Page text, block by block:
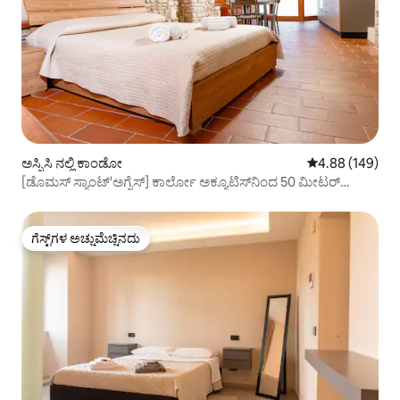
ಅಸ್ಸಿಸಿ ನಲ್ಲಿ ಕಾಂಡೋ 5 ರಲ್ಲಿ 4.88
4.88 (149)
[ಡೊಮಸ್ ಸ್ಯಾಂಟ್'ಅಗ್ನೆಸ್] ಕಾರ್ಲೋ ಅಕ್ಯೂಟಿಸ್‌ನಿಂದ 50 ಮೀಟರ್
ಗೆಸ್ಟ್‌ಗಳ ಅಚ್ಚುಮೆಚ್ಚಿನದು
ಗೆಸ್ಟ್‌ಗಳ ಅಚ್ಚುಮೆಚ್ಚಿನದು